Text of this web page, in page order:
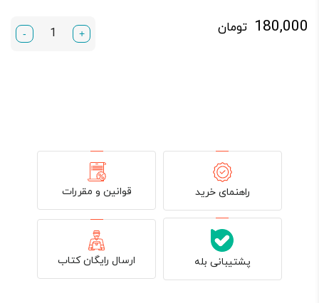
180,000 تومان +
-
راهنمای خرید قوانین و مقررات
پشتیبانی بله ارسال رایگان کتاب